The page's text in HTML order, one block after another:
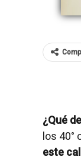
¿Qué
los 40°
este